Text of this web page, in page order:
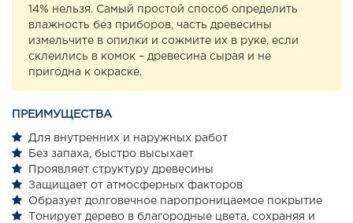
14% нельзя. Самый простой способ определить
влажность без приборов, часть древесины
измельчите в опилки и сожмите их в руке, если
склеились в комок – древесина сырая и не
пригодна к окраске.
ПРЕИМУЩЕСТВА
Для внутренних и наружных работ
Без запаха, быстро высыхает
Проявляет структуру древесины
Защищает от атмосферных факторов
Образует долговечное паропроницаемое покрытие
Тонирует дерево в благородные цвета, сохраняя и